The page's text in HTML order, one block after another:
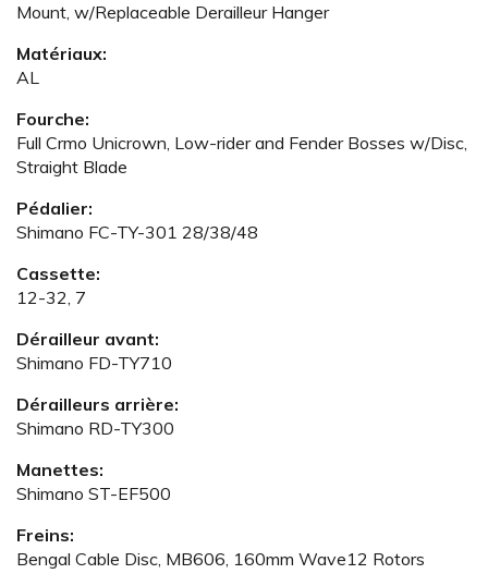
Mount, w/Replaceable Derailleur Hanger
Matériaux:
AL
Fourche:
Full Crmo Unicrown, Low-rider and Fender Bosses w/Disc,
Straight Blade
Pédalier:
Shimano FC-TY-301 28/38/48
Cassette:
12-32, 7
Dérailleur avant:
Shimano FD-TY710
Dérailleurs arrière:
Shimano RD-TY300
Manettes:
Shimano ST-EF500
Freins:
Bengal Cable Disc, MB606, 160mm Wave12 Rotors